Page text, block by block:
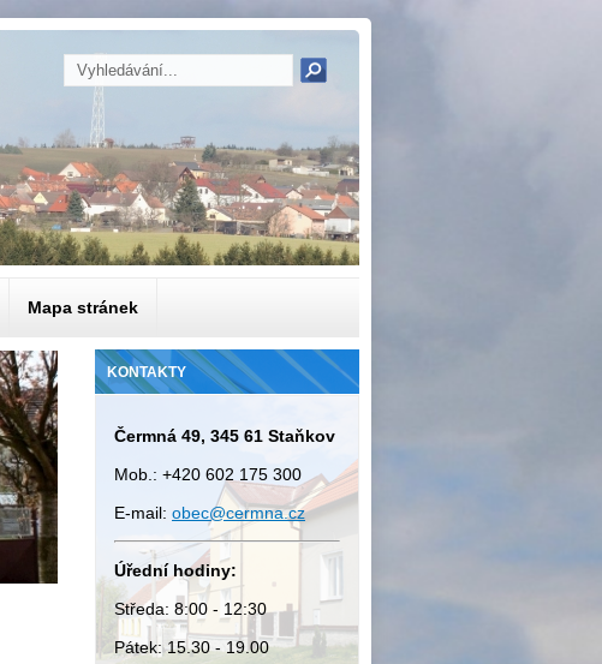
Mapa stránek
KONTAKTY
Čermná 49, 345 61 Staňkov
Mob.: +420 602 175 300
E-mail: obec@cermna.cz
Úřední hodiny:
Středa: 8:00 - 12:30
Pátek: 15.30 - 19.00